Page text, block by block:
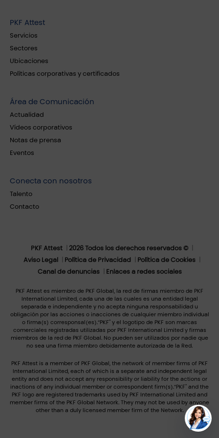
PKF Attest
Servicios
Sectores
Ubicaciones
Políticas corporativas y certificados
Área de Comunicación
Actualidad
Vídeos corporativos
Notas de prensa
Eventos
Conecta con nosotros
Talento
Contacto
PKF Attest
2026 Todos los derechos reservados ©
Aviso Legal
Política de Privacidad
Política de Cookies
Canal de denuncias
Enlaces a redes sociales
PKF Attest es miembro de PKF Global, la red de firmas miembro de PKF
International Limited, cada una de las cuales es una entidad legal
separada e independiente y no acepta ninguna responsabilidad u
obligación por las acciones o inacciones de cualquier miembro individual
o firma(s) corresponsal(es).“PKF" y el logotipo de PKF son marcas
comerciales registradas utilizadas por PKF International Limited y firmas
miembros de la red de PKF Global. No pueden ser utilizados por nadie que
no sea una firma miembro debidamente autorizada de la Red.
PKF Attest is a member of PKF Global, the network of member firms of PKF
International Limited, each of which is a separate and independent legal
entity and does not accept any responsibility or liability for the actions or
inactions of any individual member or correspondent firm(s).“PKF" and the
PKF logo are registered trademarks used by PKF International Limited and
member firms of the PKF Global Network. They may not be used by anyone
other than a duly licensed member firm of the Network.
ES